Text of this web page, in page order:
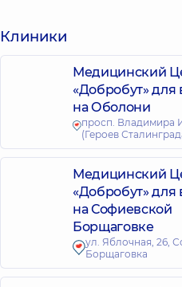
Клиники
Медицинский
«Добробут» для
на Оболони
просп. Владимира
(Героев
Медицинский
«Добробут» для
на Софиевской
Борщаговке
ул. Яблочная, 26,
Борщаговка